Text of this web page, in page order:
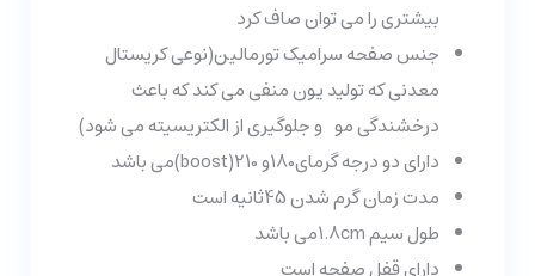
بیشتری را می توان صاف کرد
جنس صفحه سرامیک تورمالین(نوعی کریستال
معدنی که تولید یون منفی می کند که باعث
درخشندگی مو و جلوگیری از الکتریسیته می شود)
دارای دو درجه گرمای180و 210(boost)می باشد
مدت زمان گرم شدن 45ثانیه است
طول سیم 1.8cmمی باشد
دارای قفل صفحه است